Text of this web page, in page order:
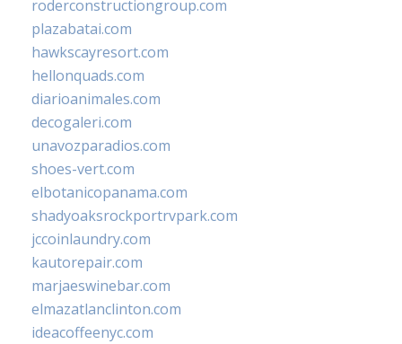
roderconstructiongroup.com
plazabatai.com
hawkscayresort.com
hellonquads.com
diarioanimales.com
decogaleri.com
unavozparadios.com
shoes-vert.com
elbotanicopanama.com
shadyoaksrockportrvpark.com
jccoinlaundry.com
kautorepair.com
marjaeswinebar.com
elmazatlanclinton.com
ideacoffeenyc.com